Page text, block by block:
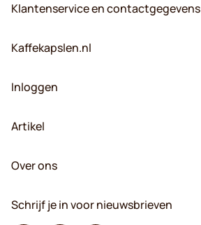
Klantenservice en contactgegevens
Kaffekapslen.nl
Inloggen
Artikel
Over ons
Schrijf je in voor nieuwsbrieven